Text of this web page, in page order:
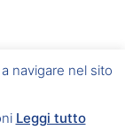
Via A. Vici, 20
(PG) Via
Previdenza
05/2012
navigare nel sito
Leggi tutto